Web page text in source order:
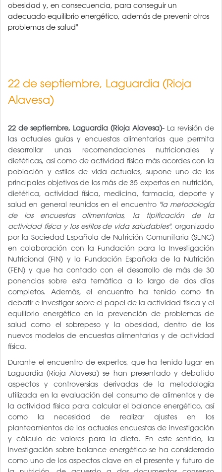
obesidad y, en consecuencia, para conseguir un
adecuado equilibrio energético, además de prevenir otros
problemas de salud"
22 de septiembre, Laguardia (Rioja
Alavesa)
22 de septiembre, Laguardia (Rioja Alavesa)- La revisión de
las actuales guías y encuestas alimentarias que permita
desarrollar unas recomendaciones nutricionales y
dietéticas, así como de actividad física más acordes con la
población y estilos de vida actuales, supone uno de los
principales objetivos de los más de 35 expertos en nutrición,
dietética, actividad física, medicina, farmacia, deporte y
salud en general reunidos en el encuentro "la metodología
de las encuestas alimentarias, la tipificación de la
actividad física y los estilos de vida saludables", organizado
por la Sociedad Española de Nutrición Comunitaria (SENC)
en colaboración con la Fundación para la Investigación
Nutricional (FIN) y la Fundación Española de la Nutrición
(FEN) y que ha contado con el desarrollo de más de 30
ponencias sobre esta temática a lo largo de dos días
completos. Además, el encuentro ha tenido como fin
debatir e investigar sobre el papel de la actividad física y el
equilibrio energético en la prevención de problemas de
salud como el sobrepeso y la obesidad, dentro de los
nuevos modelos de encuestas alimentarias y de actividad
física.
Durante el encuentro de expertos, que ha tenido lugar en
Laguardia (Rioja Alavesa) se han presentado y debatido
aspectos y controversias derivadas de la metodología
utilizada en la evaluación del consumo de alimentos y de
la actividad física para calcular el balance energético, así
como la necesidad de realizar ajustes en los
planteamientos de las actuales encuestas de investigación
y cálculo de valores para la dieta. En este sentido, la
investigación sobre balance energético se ha considerado
como uno de los aspectos clave en el presente y futuro de